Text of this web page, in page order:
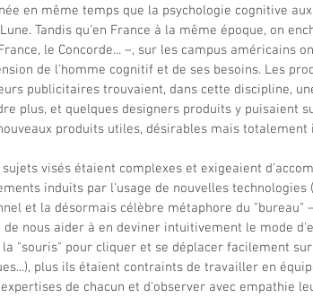
en même temps que la psychologie cognitive
Tandis qu'en France à la même époque, on
le Concorde... –, sur les campus américains
de l'homme cognitif et de ses besoins. Les
publicitaires trouvaient, dans cette discipline,
plus, et quelques designers produits y puisaient
produits utiles, désirables mais totalement
induits par l'usage de nouvelles technologies
et la désormais célèbre métaphore du "bureau"
de nous aider à en deviner intuitivement le mode
"souris" pour cliquer et se déplacer facilement
plus ils étaient contraints de travailler en
de chacun et d'observer avec empathie